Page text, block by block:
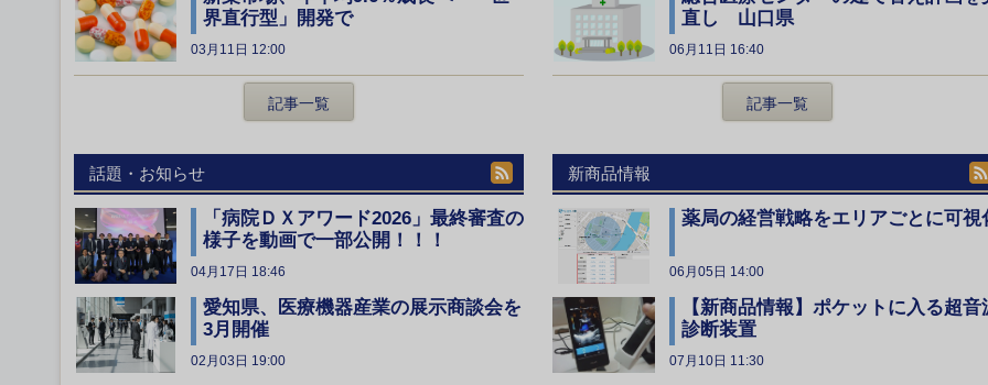
界直行型」開発で
03月11日 12:00
記事一覧
直し 山口県
06月11日 16:40
記事一覧
話題・お知らせ
「病院ＤＸアワード2026」最終審査の
様子を動画で一部公開！！！
04月17日 18:46
愛知県、医療機器産業の展示商談会を
3月開催
02月03日 19:00
新商品情報
薬局の経営戦略をエリアごとに可視
06月05日 14:00
【新商品情報】ポケットに入る超音
診断装置
07月10日 11:30